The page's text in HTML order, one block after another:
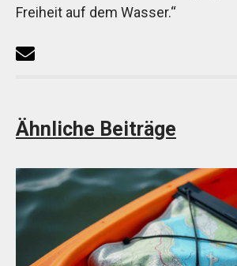
Freiheit auf dem Wasser.“
Ähnliche Beiträge